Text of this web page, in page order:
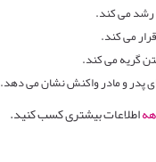
می کند.
می کند.
گریه می کند.
پدر و مادر واکنش نشان می دهد.
اطلاعات بیشتری کسب کنید.